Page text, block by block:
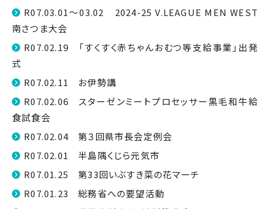
R07.03.01～03.02 2024-25 V.LEAGUE MEN WEST
南さつま大会
R07.02.19 「すくすく赤ちゃんおむつ等支給事業」出発
式
R07.02.11 お伊勢講
R07.02.06 スターゼンミートプロセッサー黒毛和牛給
食試食会
R07.02.04 第３回県市長会定例会
R07.02.01 半島隅くじら元気市
R07.01.25 第33回いぶすき菜の花マーチ
R07.01.23 総務省への要望活動